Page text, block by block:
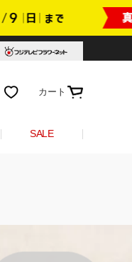
カート
SALE